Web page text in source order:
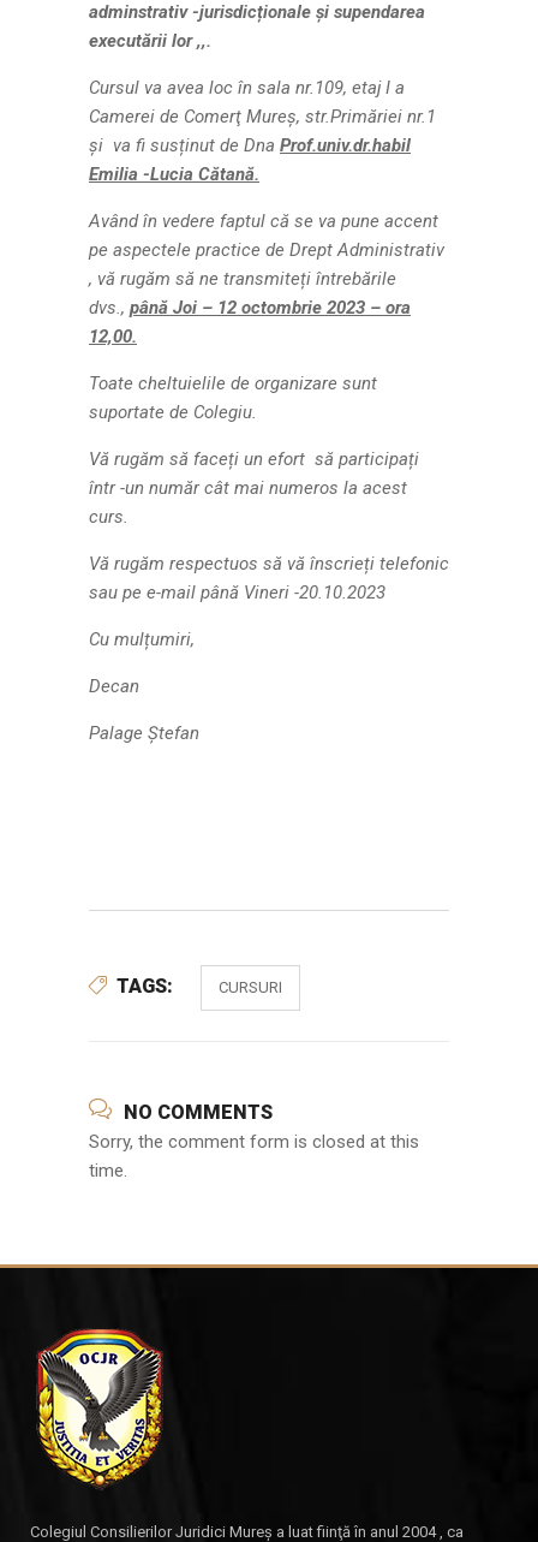
adminstrativ -jurisdicționale și supendarea
executării lor ,,.
Cursul va avea loc în sala nr.109, etaj I a
Camerei de Comerţ Mureş, str.Primăriei nr.1
și va fi susținut de Dna Prof.univ.dr.habil
Emilia -Lucia Cătană.
Având în vedere faptul că se va pune accent
pe aspectele practice de Drept Administrativ
, vă rugăm să ne transmiteți întrebările
dvs., până Joi – 12 octombrie 2023 – ora
12,00.
Toate cheltuielile de organizare sunt
suportate de Colegiu.
Vă rugăm să faceți un efort să participați
într -un număr cât mai numeros la acest
curs.
Vă rugăm respectuos să vă înscrieți telefonic
sau pe e-mail până Vineri -20.10.2023
Cu mulțumiri,
Decan
Palage Ştefan
TAGS: CURSURI
NO COMMENTS
Sorry, the comment form is closed at this
time.
Colegiul Consilierilor Juridici Mureş a luat fiinţă în anul 2004 , ca